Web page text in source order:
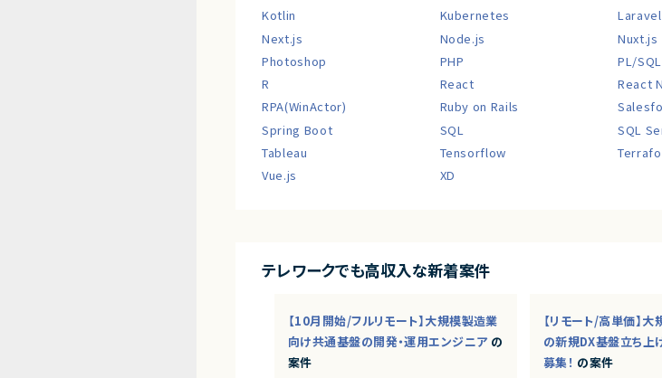
Kotlin
Kubernetes Laravel
Next.js
Node.js Nuxt.js
Photoshop
PHP PL/SQL
R
React React
RPA(WinActor)
Ruby on Rails
Spring Boot
SQL SQL
Tableau
Tensorflow
Vue.js
XD
テレワークでも高収入な新着案件
【10月開始/フルリモート】大規模製造業
向け共通基盤の開発・運用エンジニアの
案件
【リモート/高単価】
の新規DX基盤立ち上
募集！ の案件